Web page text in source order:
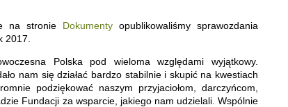
na stronie Dokumenty opublikowaliśmy sprawozdania
2017.
Polska pod wieloma względami wyjątkowy.
nam się działać bardzo stabilnie i skupić na kwestiach
podziękować naszym przyjaciołom, darczyńcom,
Fundacji za wsparcie, jakiego nam udzielali. Wspólnie